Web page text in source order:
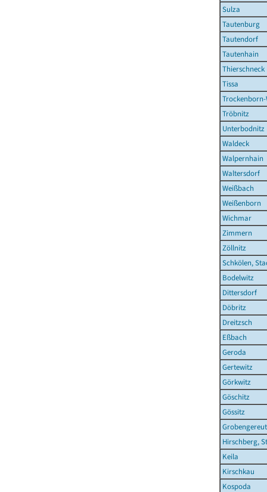
Sulza
Tautenburg
Tautendorf
Tautenhain
Thierschneck
Tissa
Tröbnitz
Unterbodnitz
Waldeck
Walpernhain
Waltersdorf
Weißbach
Weißenborn
Wichmar
Zimmern
Zöllnitz
Schkölen,
Bodelwitz
Dittersdorf
Döbritz
Dreitzsch
Eßbach
Geroda
Gertewitz
Görkwitz
Göschitz
Gössitz
Hirschberg,
Keila
Kirschkau
Kospoda